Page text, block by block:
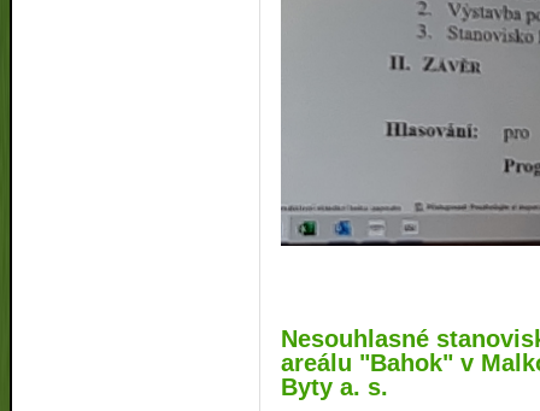
Nesouhlasné
areálu "Bahok" v
Byty a. s.